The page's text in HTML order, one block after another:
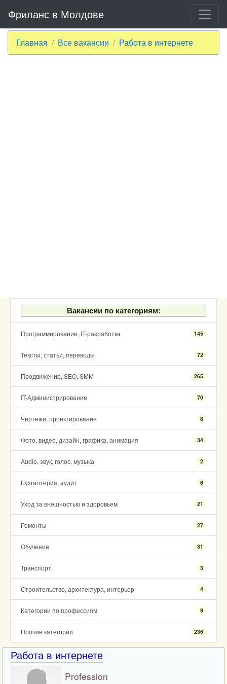
Фриланс в Молдове
Главная Все вакансии Работа в интернете
Вакансии по категориям:
Программирование, IT-разработка 145
Тексты, статьи, переводы 72
Продвижение, SEO, SMM 265
IT-Администрирование 70
Чертежи, проектирование 8
Фото, видео, дизайн, графика, анимация 34
Audio, звук, голос, музыка 2
Бухгалтерия, аудит 6
Уход за внешностью и здоровьем 21
Ремонты 27
Обучение 31
Транспорт 3
Строительство, архитектура, интерьер 4
Категории по профессиям 9
Прочие категории 236
Работа в интернете
Profession